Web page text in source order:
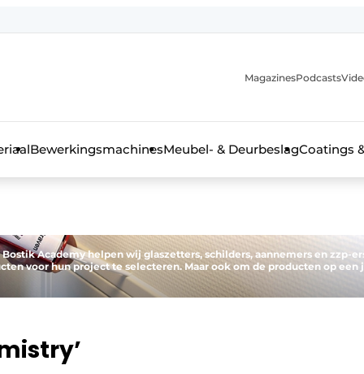
MagazinesPodcasts
BewerkingsmachinesMeubel- & DeurbeslagCoatings
Academy helpen wij glaszetters, schilders, aannemers en zzp-
voor hun project te selecteren. Maar ook om de producten op een